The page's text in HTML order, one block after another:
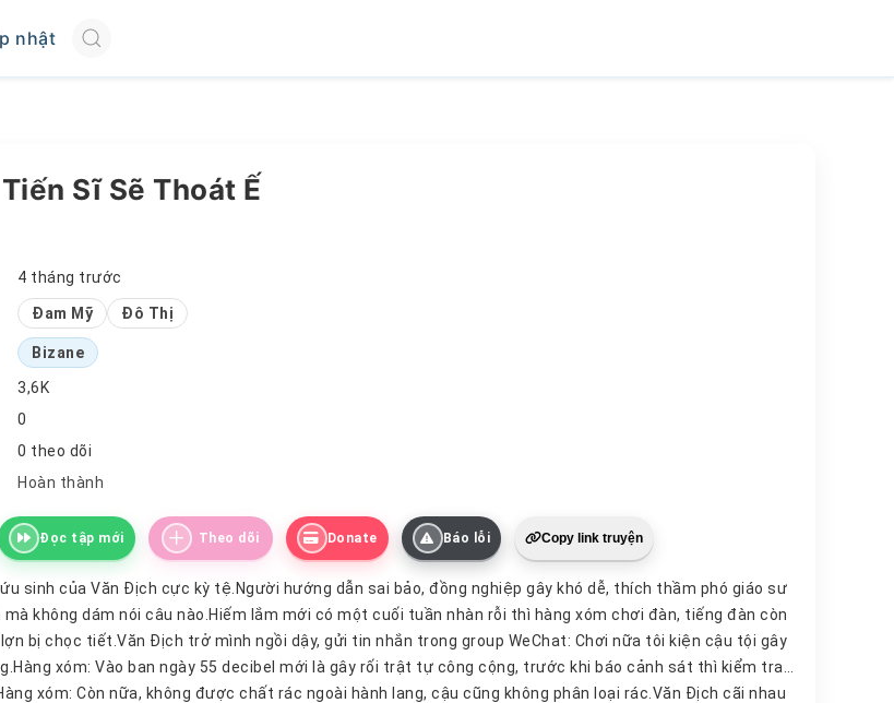
nhật
Sĩ Sẽ Thoát Ế
4 tháng trước
Đam Mỹ
Đô Thị
Bizane
3,6K
0
0 theo dõi
Hoàn thành
Đọc tập mới Theo dõi Donate Báo lỗi Copy link truyện
sinh của Văn Địch cực kỳ tệ.Người hướng dẫn sai bảo, đồng nghiệp gây khó dễ, thích thầm phó giáo sư
không dám nói câu nào.Hiếm lắm mới có một cuối tuần nhàn rỗi thì hàng xóm chơi đàn, tiếng đàn còn
bị chọc tiết.Văn Địch trở mình ngồi dậy, gửi tin nhắn trong group WeChat: Chơi nữa tôi kiện cậu tội gây
xóm: Vào ban ngày 55 decibel mới là gây rối trật tự công cộng, trước khi báo cảnh sát thì kiểm tra
xóm: Còn nữa, không được chất rác ngoài hành lang, cậu cũng không phân loại rác.Văn Địch cãi nhau